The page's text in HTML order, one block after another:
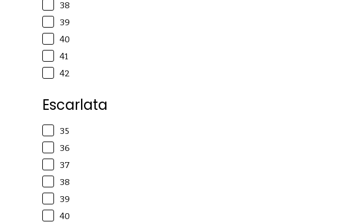
38
39
40
41
42
Escarlata
35
36
37
38
39
40